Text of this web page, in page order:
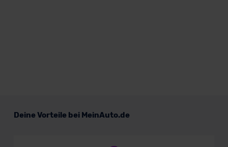
Deine Vorteile bei MeinAuto.de